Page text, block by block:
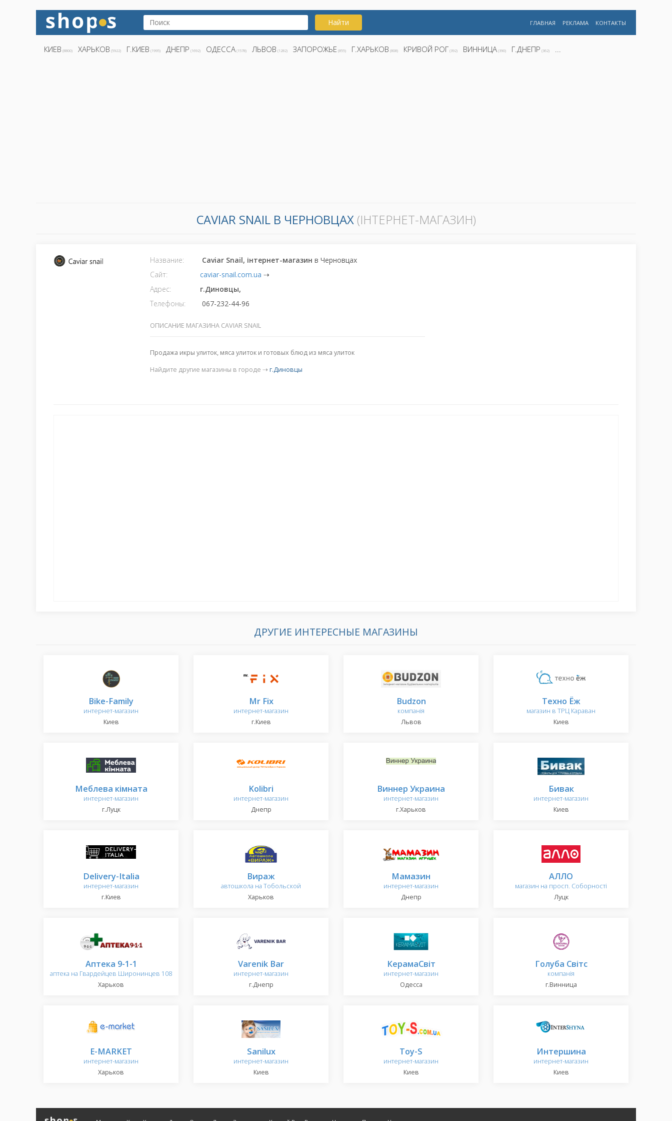
Найти ГЛАВНАЯ РЕКЛАМА КОНТАКТЫ
КИЕВ (8800) ХАРЬКОВ (5922) Г.КИЕВ (1995) ДНЕПР (1692) ОДЕССА (1578) ЛЬВОВ (1282) ЗАПОРОЖЬЕ (855) Г.ХАРЬКОВ (808) КРИВОЙ РОГ (392) ВИННИЦА (390) Г.ДНЕПР (362) ...
CAVIAR SNAIL В ЧЕРНОВЦАХ(ІНТЕРНЕТ-МАГАЗИН)
Название: Caviar Snail, інтернет-магазин в Черновцах
Сайт:
caviar-snail.com.ua ⇢
Адрес:
г.Диновцы,
Телефоны:
067-232-44-96
ОПИСАНИЕ МАГАЗИНА CAVIAR SNAIL
Продажа икры улиток, мяса улиток и готовых блюд из мяса улиток
Найдите другие магазины в городе ⇢г.Диновцы
ДРУГИЕ ИНТЕРЕСНЫЕ МАГАЗИНЫ
Bike-Family
интернет-магазин
Киев
Mr Fix
интернет-магазин
г.Киев
Budzon
компанія
Львов
Техно Ёж
магазин в ТРЦ Караван
Киев
Меблева кімната
интернет-магазин
г.Луцк
Kolibri
интернет-магазин
Днепр
Виннер Украина
интернет-магазин
г.Харьков
Бивак
интернет-магазин
Киев
Delivery-Italia
интернет-магазин
г.Киев
Вираж
автошкола на Тобольской
Харьков
Мамазин
интернет-магазин
Днепр
АЛЛО
магазин на просп. Соборності
Луцк
Аптека 9-1-1
аптека на Гвардейцев Широнинцев 108
Харьков
Varenik Bar
интернет-магазин
г.Днепр
КерамаСвіт
интернет-магазин
Одесса
Голуба Світс
компанія
г.Винница
E-MARKET
интернет-магазин
Харьков
Sanilux
интернет-магазин
Киев
Toy-S
интернет-магазин
Киев
Интершина
интернет-магазин
Киев